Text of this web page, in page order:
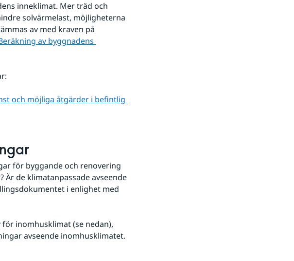
inneklimat. Mer träd och
solvärmelast, möjligheterna
av med kraven på
av byggnadens
och möjliga åtgärder i befintlig
webbplats.
för byggande och renovering
de klimatanpassade avseende
i enlighet med
inomhusklimat (se nedan),
avseende inomhusklimatet.